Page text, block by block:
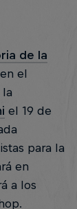
de la
el
el 19 de
para la
en
a los